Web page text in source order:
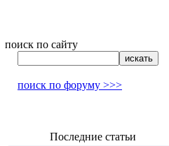
поиск по сайту
поиск по форуму >>>
Последние статьи